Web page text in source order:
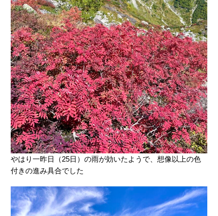
やはり一昨日（25日）の雨が効いたようで、想像以上の色
付きの進み具合でした